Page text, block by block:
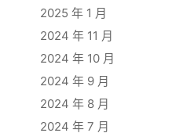
2025 年 1 月
2024 年 11 月
2024 年 10 月
2024 年 9 月
2024 年 8 月
2024 年 7 月